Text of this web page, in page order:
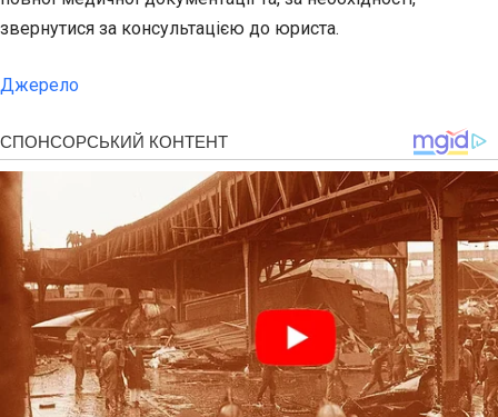
звернутися за консультацією до юриста.
Джерело